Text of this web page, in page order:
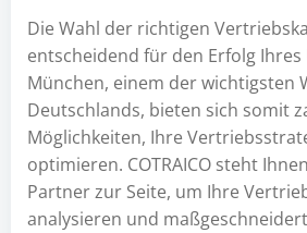
Die Wahl der richtigen
entscheidend für den Erfolg
München, einem der wichtigsten
Deutschlands, bieten sich somit
Möglichkeiten, Ihre
optimieren. COTRAICO steht
Partner zur Seite, um Ihre
analysieren und